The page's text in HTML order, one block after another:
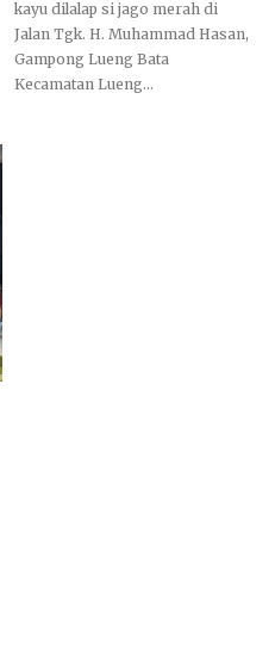
kayu dilalap si jago merah di
Jalan Tgk. H. Muhammad Hasan,
Gampong Lueng Bata
Kecamatan Lueng...